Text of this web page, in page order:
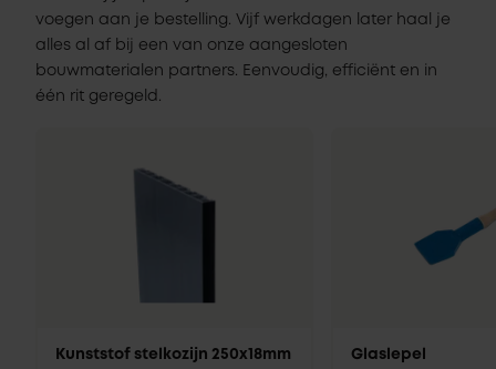
voegen aan je bestelling. Vijf werkdagen later haal je
alles al af bij een van onze aangesloten
bouwmaterialen partners. Eenvoudig, efficiënt en in
één rit geregeld.
Kunststof stelkozijn 250x18mm Glaslepel